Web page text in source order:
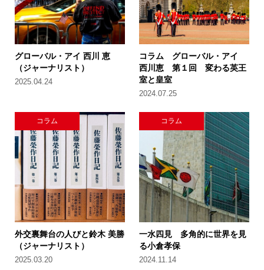
グローバル・アイ 西川 恵
（ジャーナリスト）
2025.04.24
コラム グローバル・アイ
西川恵 第１回 変わる英王
室と皇室
2024.07.25
コラム
外交裏舞台の人びと鈴木 美勝
（ジャーナリスト）
2025.03.20
コラム
一水四見 多角的に世界を見
る小倉孝保
2024.11.14